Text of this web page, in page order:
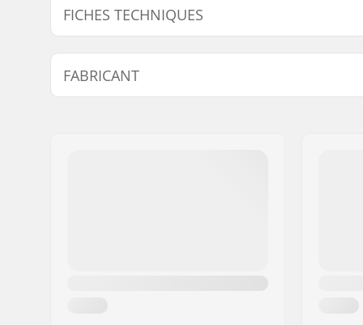
FICHES TECHNIQUES
Flex:
Medium,
Spécifications Supplémentaires :
Dialflad,
FABRICANT